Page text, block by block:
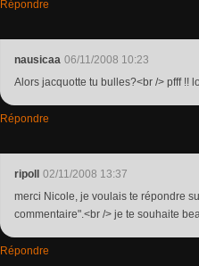
Répondre
nausicaa 06/11/2008 10:23
Alors jacquotte tu bulles?<br /> pfff !!
Répondre
ripoll 02/11/2008 13:37
merci Nicole, je voulais te répondre
commentaire".<br /> je te souhaite
Répondre